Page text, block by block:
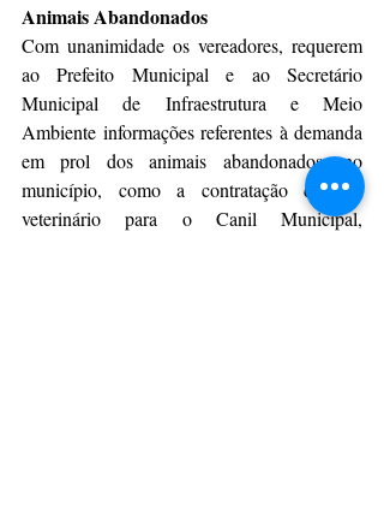
Animais Abandonados
Com unanimidade os vereadores, requerem
ao Prefeito Municipal e ao Secretário
Municipal de Infraestrutura e Meio
Ambiente informações referentes à demanda
em prol dos animais abandonados, no
município, como a contratação de um
veterinário para o Canil Municipal,